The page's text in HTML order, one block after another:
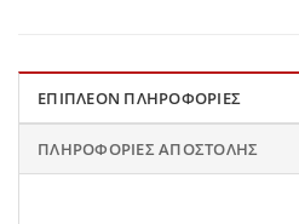
ΕΠΙΠΛΈΟΝ ΠΛΗΡΟΦΟΡΊΕΣ
ΠΛΗΡΟΦΟΡΊΕΣ ΑΠΟΣΤΟΛΉΣ